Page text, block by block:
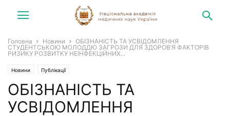
Головна Новини
ОБІЗНАНІСТЬ ТА УСВІДОМЛЕННЯ
СТУДЕНТСЬКОЮ МОЛОДДЮ ЗАГРОЗИ ДЛЯ ЗДОРОВ’Я ФАКТОРІВ
РИЗИКУ РОЗВИТКУ НЕІНФЕКЦІЙНИХ...
Новини Публікації
ОБІЗНАНІСТЬ ТА
УСВІДОМЛЕННЯ